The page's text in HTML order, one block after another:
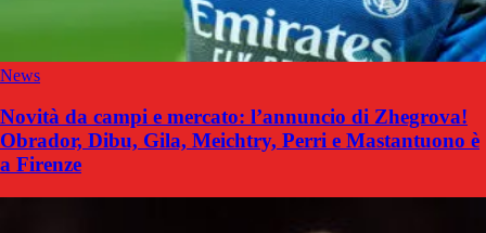
News
Novità da campi e mercato: l’annuncio di Zhegrova!
Obrador, Dibu, Gila, Meichtry, Perri e Mastantuono è
a Firenze